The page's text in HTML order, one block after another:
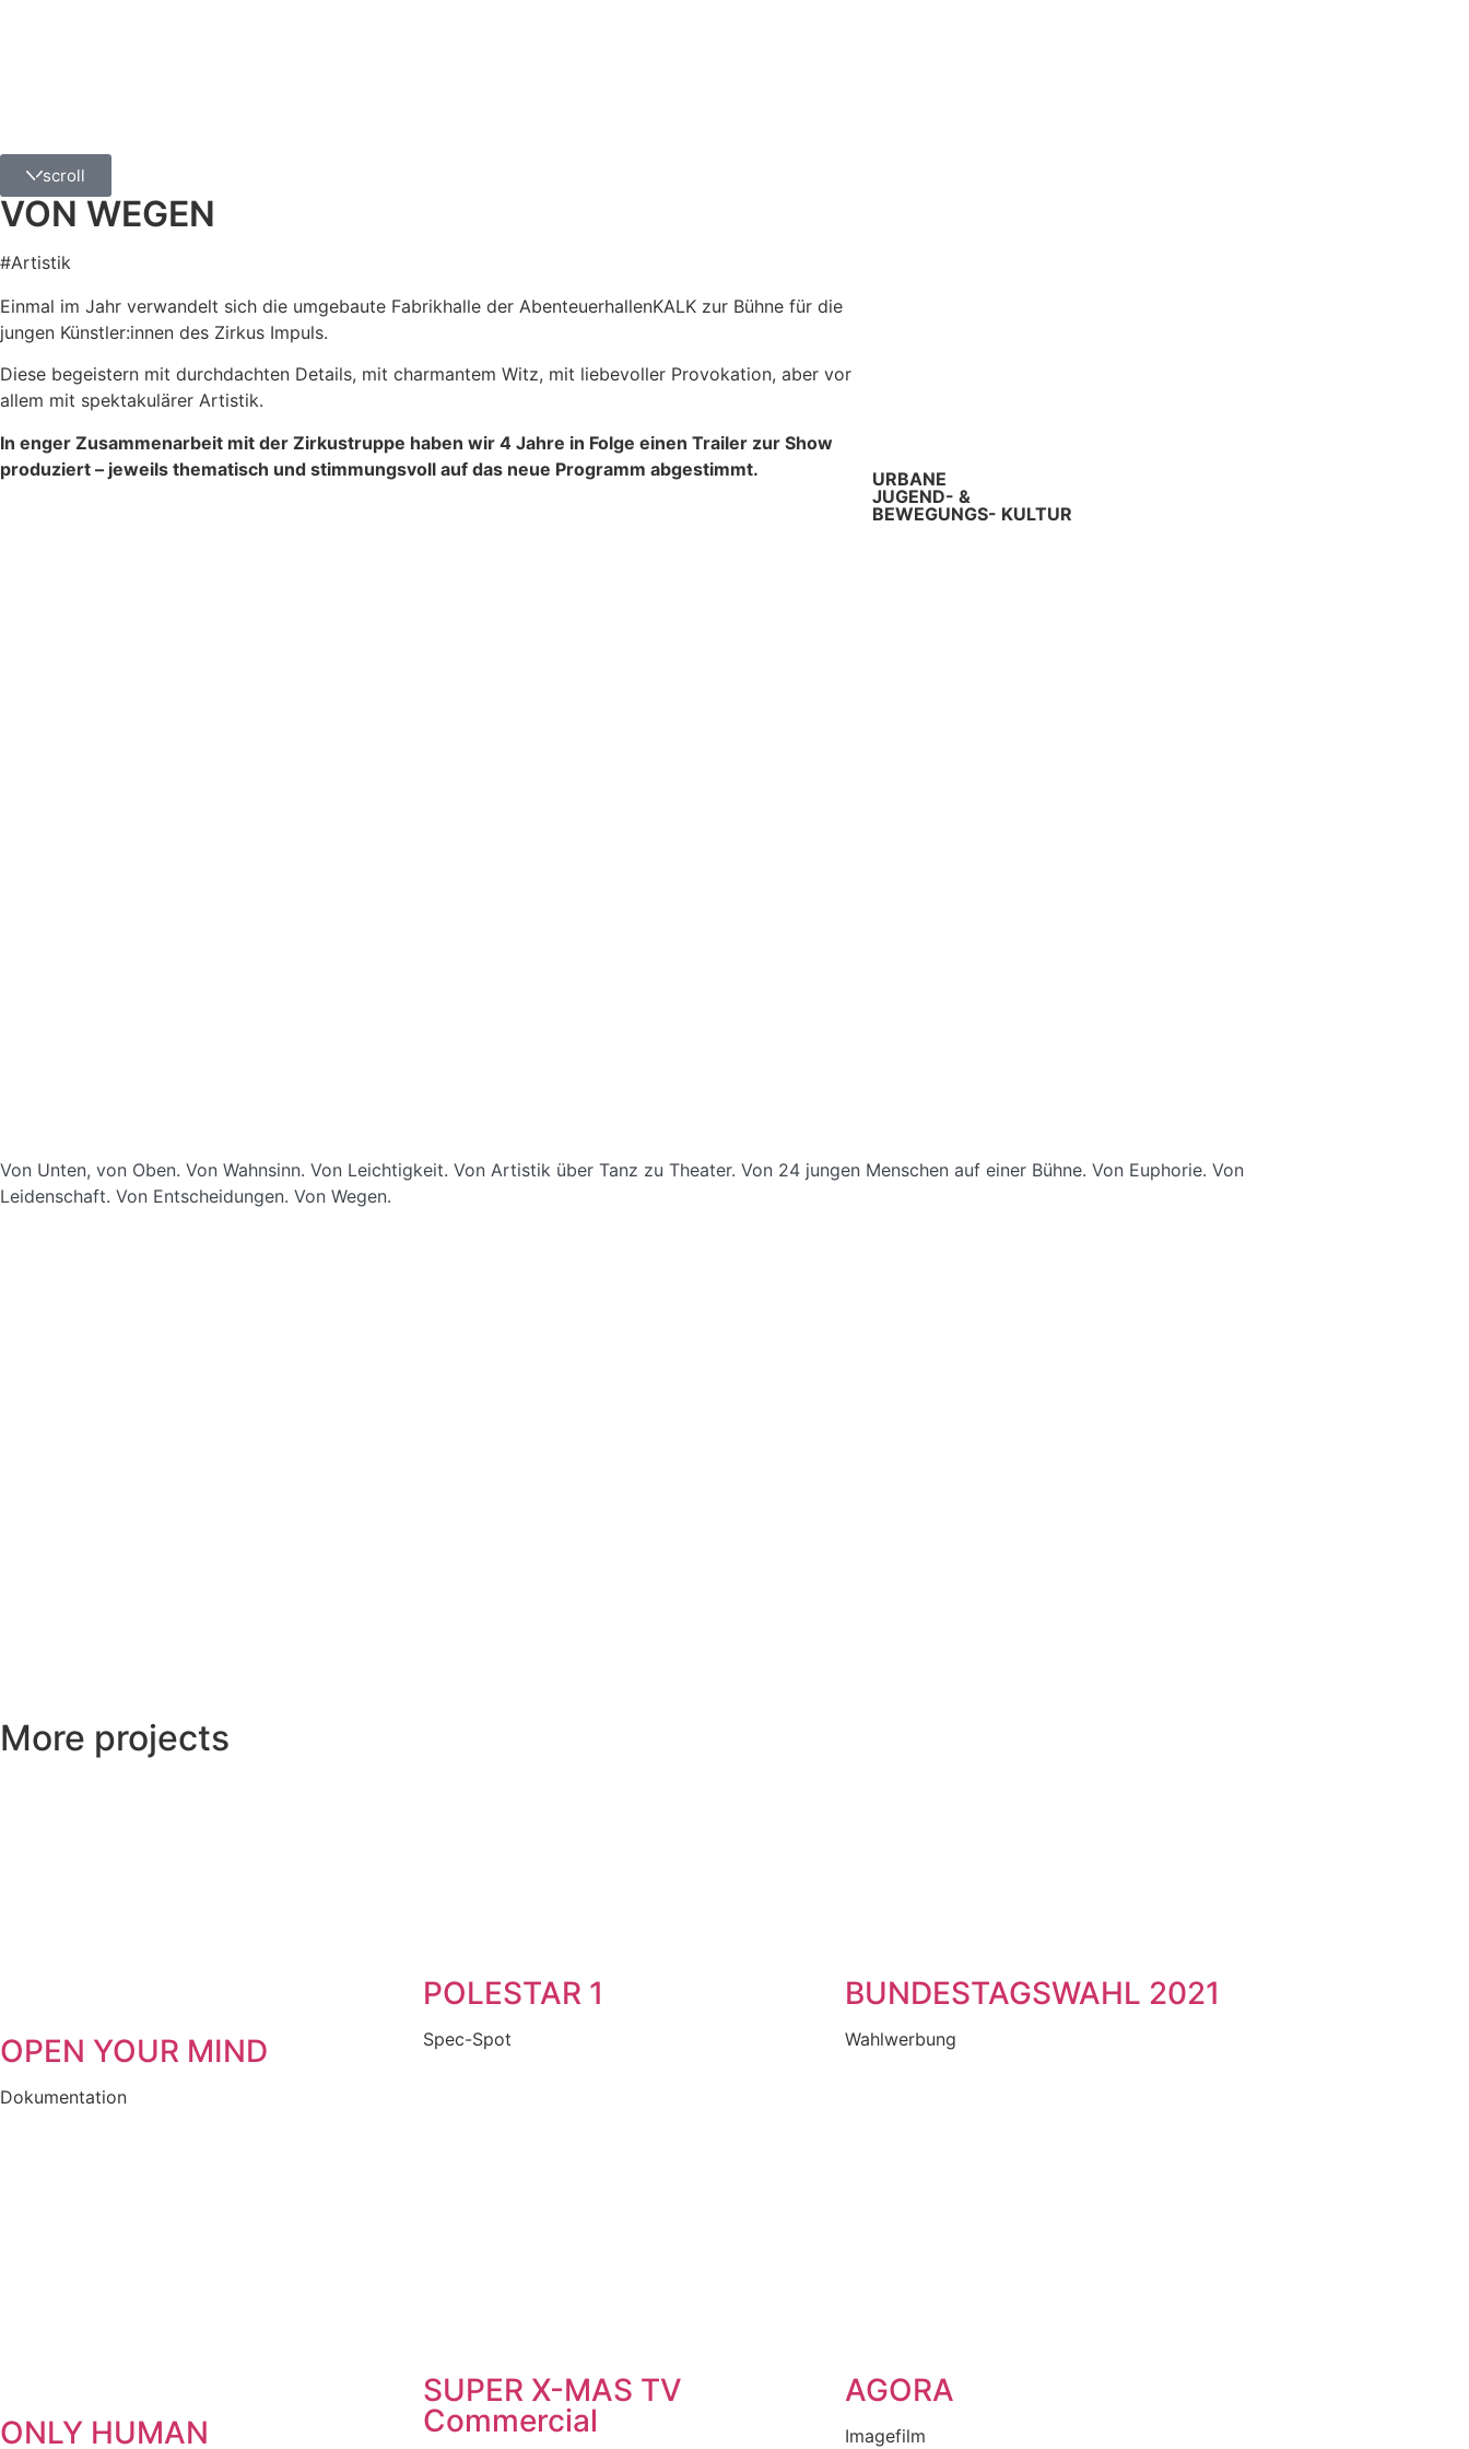
scroll
VON WEGEN
#Artistik
Einmal im Jahr verwandelt sich die umgebaute Fabrikhalle der AbenteuerhallenKALK zur Bühne für die
jungen Künstler:innen des Zirkus Impuls.
Diese begeistern mit durchdachten Details, mit charmantem Witz, mit liebevoller Provokation, aber vor
allem mit spektakulärer Artistik.
In enger Zusammenarbeit mit der Zirkustruppe haben wir 4 Jahre in Folge einen Trailer zur Show
produziert – jeweils thematisch und stimmungsvoll auf das neue Programm abgestimmt.
URBANE
JUGEND- &
BEWEGUNGS- KULTUR
Von Unten, von Oben. Von Wahnsinn. Von Leichtigkeit. Von Artistik über Tanz zu Theater. Von 24 jungen Menschen auf einer Bühne. Von Euphorie. Von
Leidenschaft. Von Entscheidungen. Von Wegen.
More projects
OPEN YOUR MIND
Dokumentation
POLESTAR 1
Spec-Spot
BUNDESTAGSWAHL 2021
Wahlwerbung
ONLY HUMAN
SUPER X-MAS TV
Commercial
AGORA
Imagefilm